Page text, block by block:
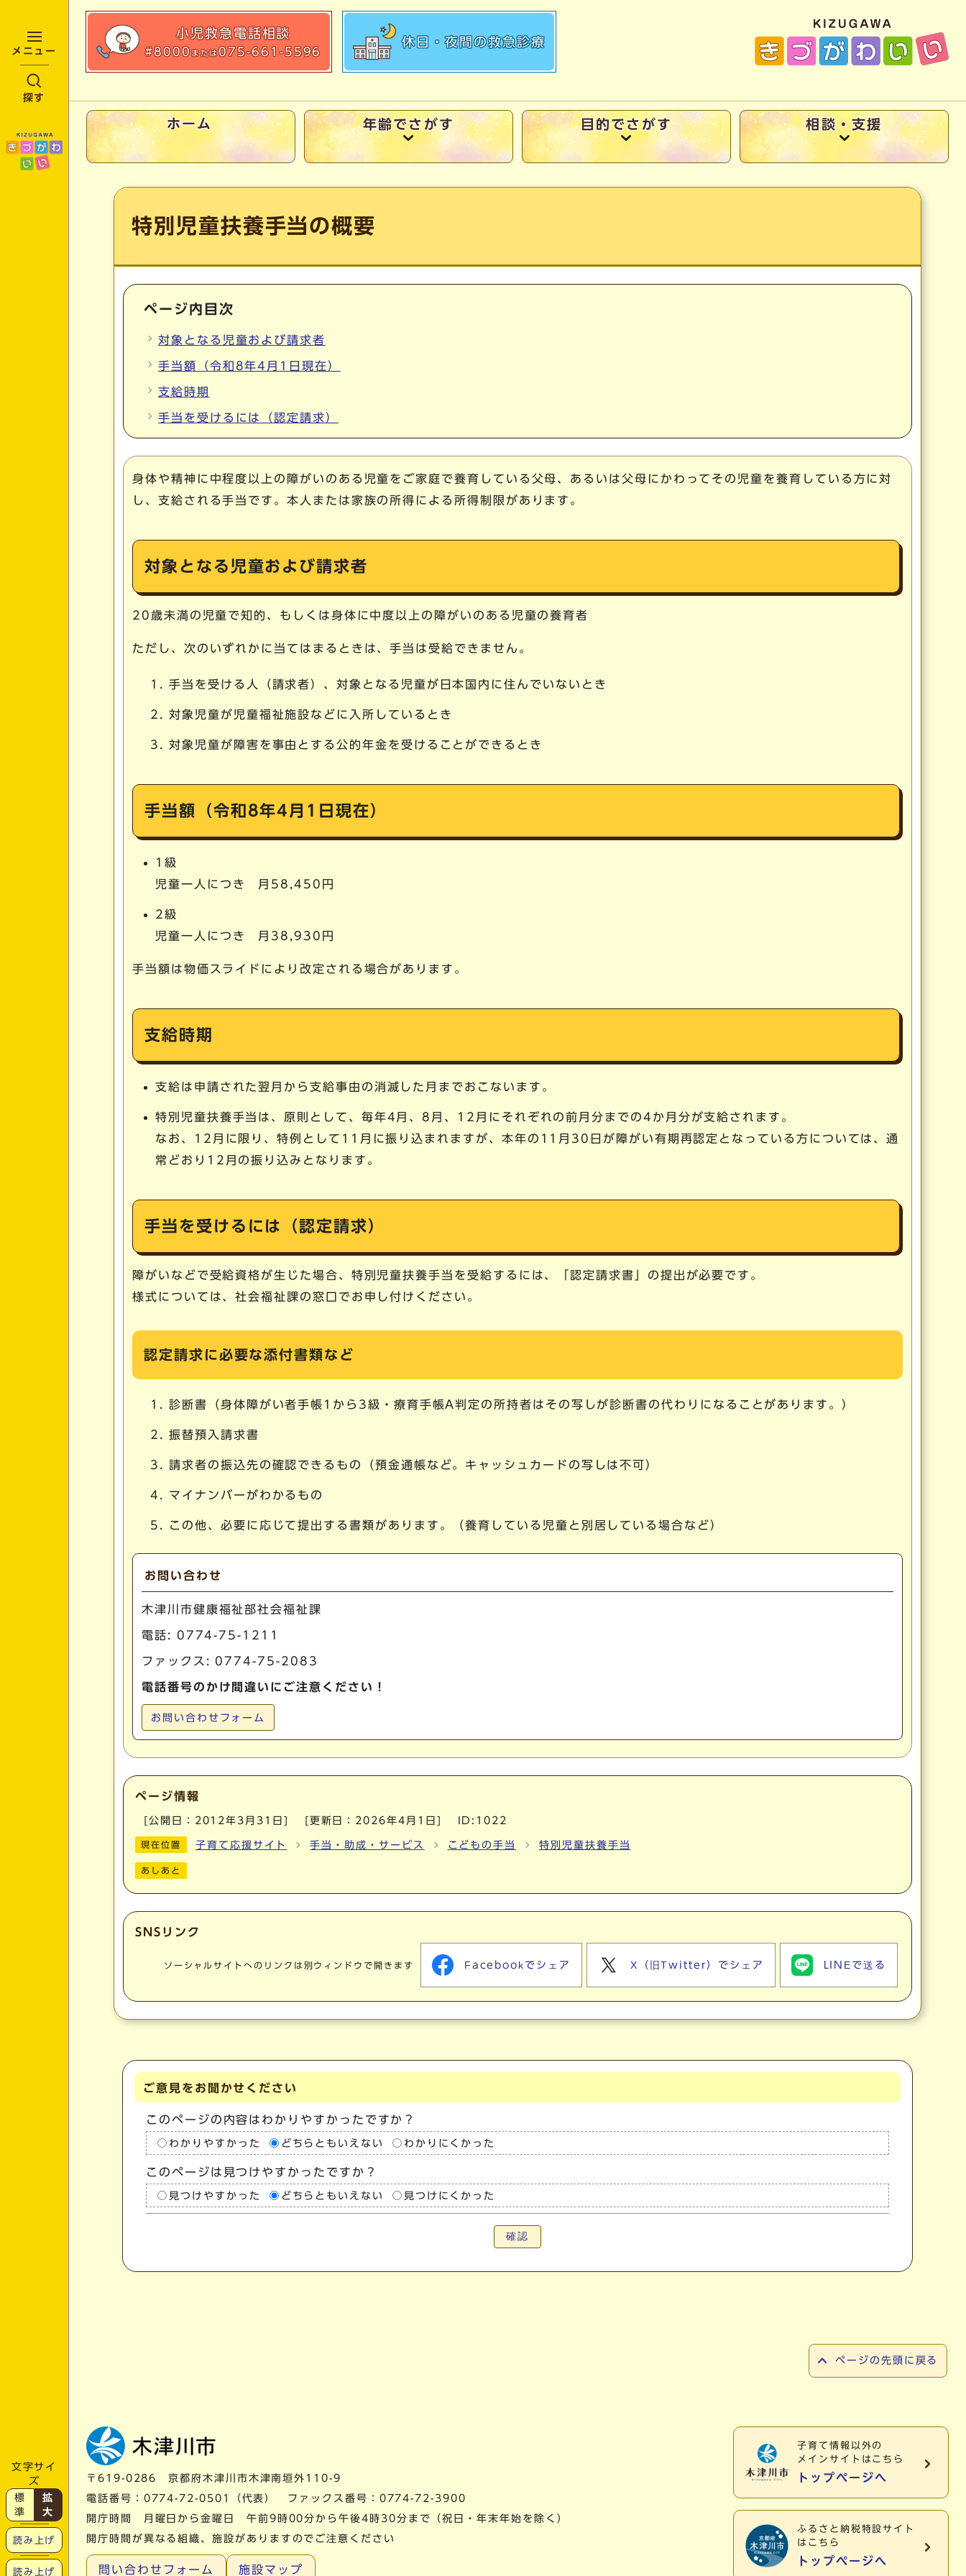
メニュー
探す
文字サイ
ズ
標
準
拡
大
読み上げ
読み上げ
小児救急電話相談
#8000または 075-661-5596
休日・夜間の救急診療
ホーム 年齢でさがす 目的でさがす 相談・支援
ここから本文です
特別児童扶養手当の概要
ページ内目次
対象となる児童および請求者
手当額（令和8年4月1日現在）
支給時期
手当を受けるには（認定請求）
身体や精神に中程度以上の障がいのある児童をご家庭で養育している父母、あるいは父母にかわってその児童を養育している方に対
し、支給される手当です。本人または家族の所得による所得制限があります。
対象となる児童および請求者
20歳未満の児童で知的、もしくは身体に中度以上の障がいのある児童の養育者
ただし、次のいずれかに当てはまるときは、手当は受給できません。
手当を受ける人（請求者）、対象となる児童が日本国内に住んでいないとき
対象児童が児童福祉施設などに入所しているとき
対象児童が障害を事由とする公的年金を受けることができるとき
手当額（令和8年4月1日現在）
1級
児童一人につき 月58,450円
2級
児童一人につき 月38,930円
手当額は物価スライドにより改定される場合があります。
支給時期
支給は申請された翌月から支給事由の消滅した月までおこないます。
特別児童扶養手当は、原則として、毎年4月、8月、12月にそれぞれの前月分までの4か月分が支給されます。
なお、12月に限り、特例として11月に振り込まれますが、本年の11月30日が障がい有期再認定となっている方については、通
常どおり12月の振り込みとなります。
手当を受けるには（認定請求）
障がいなどで受給資格が生じた場合、特別児童扶養手当を受給するには、「認定請求書」の提出が必要です。
様式については、社会福祉課の窓口でお申し付けください。
認定請求に必要な添付書類など
診断書（身体障がい者手帳1から3級・療育手帳A判定の所持者はその写しが診断書の代わりになることがあります。）
振替預入請求書
請求者の振込先の確認できるもの（預金通帳など。キャッシュカードの写しは不可）
マイナンバーがわかるもの
この他、必要に応じて提出する書類があります。（養育している児童と別居している場合など）
お問い合わせ
木津川市健康福祉部社会福祉課
電話: 0774-75-1211
ファックス: 0774-75-2083
電話番号のかけ間違いにご注意ください！
お問い合わせフォーム
ページ情報
[公開日： 2012年3月31日 [更新日： 2026年4月1日 ID:1022
現在位置 子育て応援サイト 手当・助成・サービス こどもの手当 特別児童扶養手当
あしあと
SNSリンク
ソーシャルサイトへのリンクは別ウィンドウで開きます Facebookでシェア X（旧Twitter）でシェア LINEで送る
ご意見をお聞かせください
このページの内容はわかりやすかったですか？
わかりやすかった どちらともいえない わかりにくかった
このページは見つけやすかったですか？
見つけやすかった どちらともいえない 見つけにくかった
確認
ページの先頭に戻る
〒619-0286 京都府木津川市木津南垣外110-9
電話番号： 0774-72-0501
（代表） ファックス番号：0774-72-3900
開庁時間 月曜日から金曜日 午前9時00分から午後4時30分まで（祝日・年末年始を除く）
開庁時間が異なる組織、施設がありますのでご注意ください
問い合わせフォーム 施設マップ
子育て情報以外の
メインサイトはこちら
トップページへ
ふるさと納税特設サイト
はこちら
トップページへ